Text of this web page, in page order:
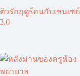
ติวรักฤดูร้อนกับเซนเซย์
3.0